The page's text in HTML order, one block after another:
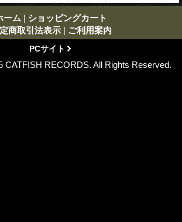
ーム | ショッピングカート
商取引法表示 | ご利用案内
PCサイト
CATFISH RECORDS. All Rights Reserved.